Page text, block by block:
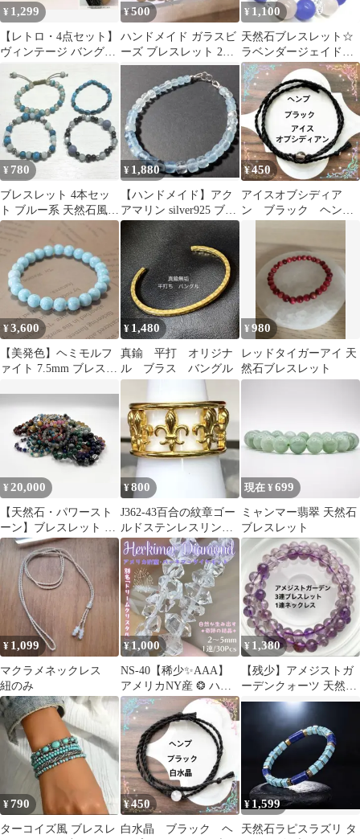
¥ 1,299
【レトロ・4点セット】
ヴィンテージ バングル
り y2k
¥500
ハンドメイド ガラスビ
ーズ ブレスレット 2点
セット 蝶々 招財チャー
¥ 1,100
天然石ブレスレット☆
ラベンダージェイド
ローズクォーツ ボタ
ンカットクリスタル
¥ 780
ブレスレット 4本セッ
ト ブルー系 天然石風
パワーストーン風 まと
¥ 1,880
【ハンドメイド】アク
アマリン silver925 ブレ
スレット
¥450
アイスオブシディア
ン ブラック ヘン
レット アンクレット
¥3,600
【美発色】ヘミモルフ
ァイト 7.5mm ブレスレ
¥1,480
真鍮 平打 オリジナ
ル ブラス バングル
¥980
レッドタイガーアイ 天
然石ブレスレット
¥20,000
【天然石・パワースト
ーン】ブレスレット 40
本 まとめ売り / ハンド
メイド(おまけ付き)
¥800
J362-43百合の紋章ゴー
ルドステンレスリン
グ フリーサイズ
現在 ¥699
ミャンマー翡翠 天然石
ブレスレット
¥ 1,099
マクラメネックレス
紐のみ
¥1,000
NS-40【稀少✨AAA】
アメリカNY産 ❂ ハー
キマーダイヤモンド♡1
連 30pcs_G1｜
#akeeeeeyNStones｜パワ
ーストーン 守護石
Diamond ドリームクリ
スタル 奇跡の結晶 バー
スデーストーン
¥ 1,380
【残少】アメジストガ
ーデンクォーツ 天然石
3連ブレスレット兼ネッ
クレス 7mm
¥790
ターコイズ風 ブレスレ
¥450
白水晶 ブラック ヘ
¥1,599
天然石ラピスラズリ タ